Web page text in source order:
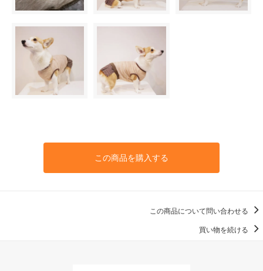
この商品を購入する
この商品について問い合わせる
買い物を続ける